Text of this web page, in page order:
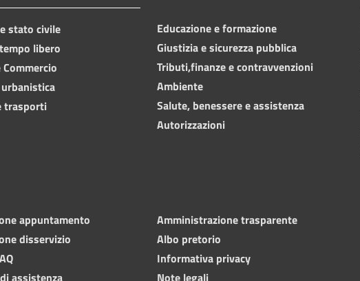
stato civile
libero
trasporti
Educazione e formazione
Giustizia e sicurezza pubblica
Tributi,finanze e contravvenzioni
Ambiente
Salute, benessere e assistenza
Autorizzazioni
appuntamento
disservizio
assistenza
Amministrazione trasparente
Albo pretorio
Informativa privacy
Note legali